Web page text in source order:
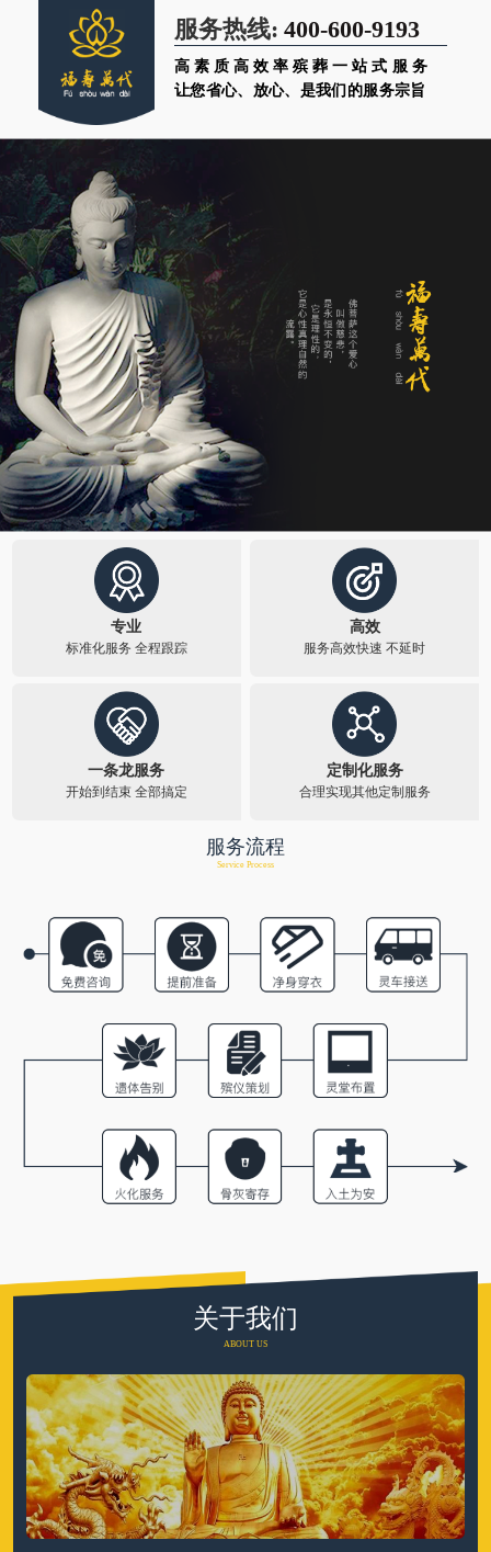
服务热线: 400-600-9193
高素质高效率殡葬一站式服务
让您省心、放心、是我们的服务宗旨
专业
标准化服务 全程跟踪​
高效
服务高效快速 不延时​
一条龙服务
开始到结束 全部搞定
定制化服务
合理实现其他定制服务​
服务流程
Service Process
关于我们
ABOUT US